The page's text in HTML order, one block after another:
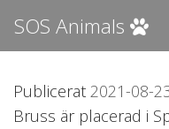
SOS Animals
Publicerat 2021-08-
Bruss är placerad i